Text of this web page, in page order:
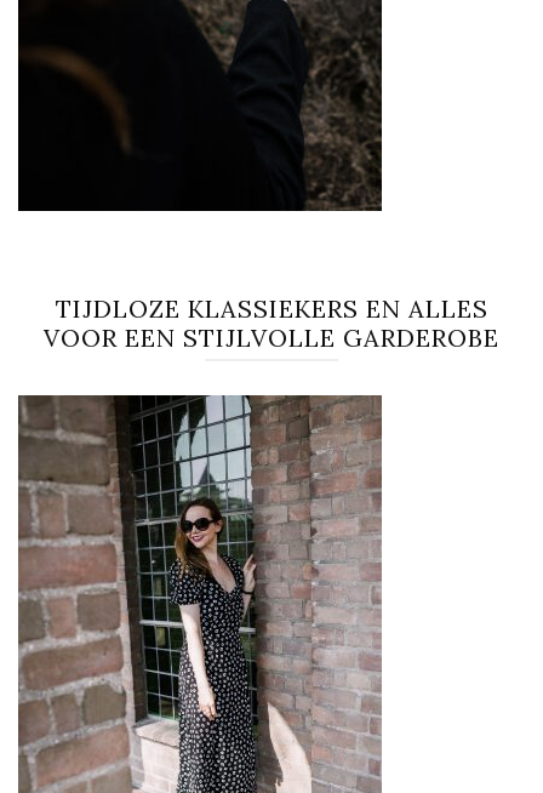
TIJDLOZE KLASSIEKERS EN ALLES
VOOR EEN STIJLVOLLE GARDEROBE